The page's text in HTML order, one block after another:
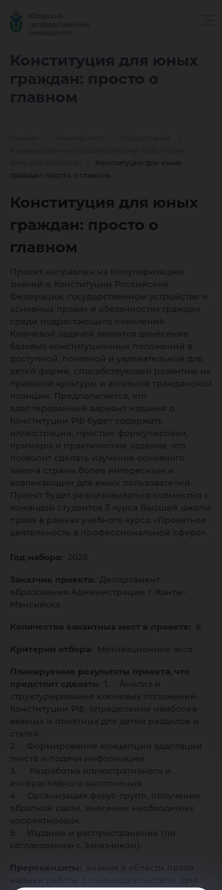
Конституция для юных
граждан: просто о
главном
Конституция для юных
граждан: просто о главном
для
просто о
главном
Конституция для юных
граждан: просто о
главном
Проект направлен на популяризацию
знаний о Конституции Российской
Федерации, государственном устройстве и
основных правах и обязанностях граждан
среди подрастающего поколения.
Ключевой задачей является донесение
базовых конституционных положений в
доступной, понятной и увлекательной для
детей форме, способствующей развитию их
правовой культуры и активной гражданской
позиции. Предполагается, что
адаптированный вариант издания о
Конституции РФ будет содержать
иллюстрации, простые формулировки,
примеры и практические задания, что
позволит сделать изучение основного
закона страны более интересным и
вовлекающим для юных пользователей.
Проект будет реализовываться совместно с
командой студентов 3 курса Высшей школы
права в рамках учебного курса «Проектная
деятельность в профессиональной сфере».
Год набора: 2023
Заказчик проекта: Департамент
образования Администрации г. Ханты-
Мансийска
Количество вакантных мест в проекте: 6
Критерии отбора: Мотивационное эссе
Планируемые результаты проекта, что
предстоит сделать: 1. Анализ и
структурирование ключевых положений
Конституции РФ, определение наиболее
важных и понятных для детей разделов и
статей.
2. Формирование концепции адаптации
текста и подачи информации.
3. Разработка иллюстративного и
интерактивного наполнения.
4. Организация фокус-групп, получение
обратной связи, внесение необходимых
корректировок.
5. Издание и распространение (по
согласованию с Заказчиком).
Пререквизиты:
знания в области права
навыки работы с законодательством (для